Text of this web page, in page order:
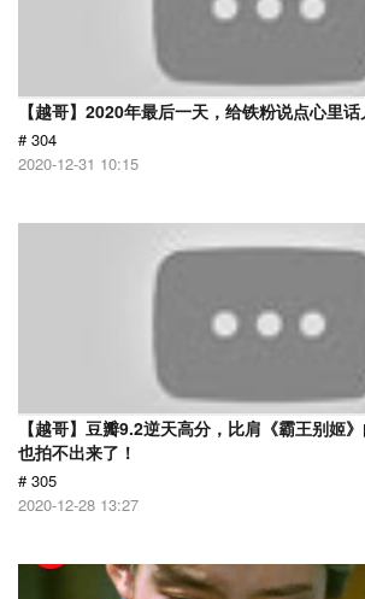
【越哥】2020年最后一天，给铁粉说点心里
# 304
2020-12-31 10:15
【越哥】豆瓣9.2逆天高分，比肩《霸王别姬
也拍不出来了！
# 305
2020-12-28 13:27